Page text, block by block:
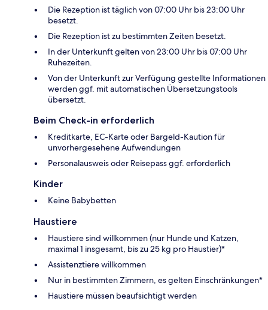
Die Rezeption ist täglich von 07:00 Uhr bis 23:00 Uhr
besetzt.
Die Rezeption ist zu bestimmten Zeiten besetzt.
In der Unterkunft gelten von 23:00 Uhr bis 07:00 Uhr
Ruhezeiten.
Von der Unterkunft zur Verfügung gestellte Informationen
werden ggf. mit automatischen Übersetzungstools
übersetzt.
Beim Check-in erforderlich
Kreditkarte, EC-Karte oder Bargeld-Kaution für
unvorhergesehene Aufwendungen
Personalausweis oder Reisepass ggf. erforderlich
Kinder
Keine Babybetten
Haustiere
Haustiere sind willkommen (nur Hunde und Katzen,
maximal 1 insgesamt, bis zu 25 kg pro Haustier)*
Assistenztiere willkommen
Nur in bestimmten Zimmern, es gelten Einschränkungen*
Haustiere müssen beaufsichtigt werden